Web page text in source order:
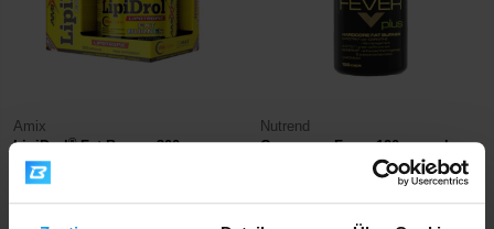
Amix
LipiDrol®Fat Burner 300
Kapseln
Nutrend
Compress Fever 120 capsules
32,99€ 37,49€